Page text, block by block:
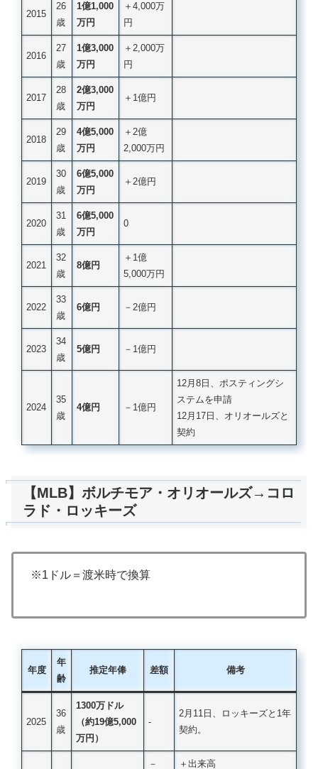
2015
26
歳
1億1,000
万円
＋4,000万
円
2016
27
歳
1億3,000
万円
＋2,000万
円
2017
28
歳
2億3,000
万円
＋1億円
2018
29
歳
4億5,000
万円
＋2億
2,000万円
2019
30
歳
6億5,000
万円
＋2億円
2020
31
歳
6億5,000
万円
0
2021
32
歳
8億円
＋1億
5,000万円
2022
33
歳
6億円 －2億円
2023
34
歳
5億円 －1億円
2024
35
歳
4億円 －1億円
12月8日、ポスティングシ
ステムを申請
12月17日、オリオールズと
契約
【MLB】ボルチモア・オリオールズ→コロ
ラド・ロッキーズ
※1ドル＝渡米時で換算
年度
年
齢
推定年俸 差額 備考
2025
36
歳
1300万ドル
（約19億5,000
万円）
‐
2月11日、ロッキーズと1年
契約。
－ ＋出来高